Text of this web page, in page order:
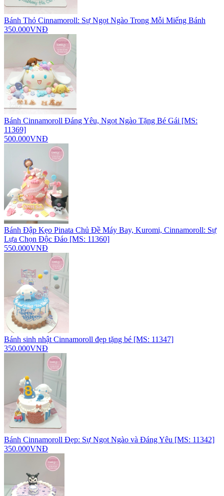
Bánh Thỏ Cinnamoroll: Sự Ngọt Ngào Trong Mỗi Miếng Bánh
350.000VNĐ
Bánh Cinnamoroll Đáng Yêu, Ngọt Ngào Tặng Bé Gái [MS:
11369]
500.000VNĐ
Bánh Đập Kẹo Pinata Chủ Đề Máy Bay, Kuromi, Cinnamoroll: Sự
Lựa Chọn Độc Đáo [MS: 11360]
550.000VNĐ
Bánh sinh nhật Cinnamoroll đẹp tặng bé [MS: 11347]
350.000VNĐ
Bánh Cinnamoroll Đẹp: Sự Ngọt Ngào và Đáng Yêu [MS: 11342]
350.000VNĐ